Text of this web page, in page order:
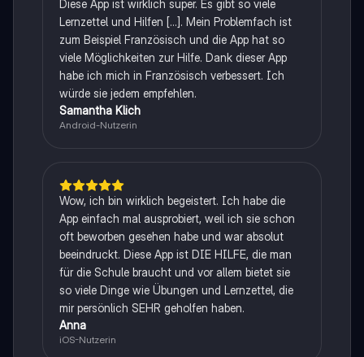
Diese App ist wirklich super. Es gibt so viele
Lernzettel und Hilfen [...]. Mein Problemfach ist
zum Beispiel Französisch und die App hat so
viele Möglichkeiten zur Hilfe. Dank dieser App
habe ich mich in Französisch verbessert. Ich
würde sie jedem empfehlen.
Samantha Klich
Android-Nutzerin
Wow, ich bin wirklich begeistert. Ich habe die
App einfach mal ausprobiert, weil ich sie schon
oft beworben gesehen habe und war absolut
beeindruckt. Diese App ist DIE HILFE, die man
für die Schule braucht und vor allem bietet sie
so viele Dinge wie Übungen und Lernzettel, die
mir persönlich SEHR geholfen haben.
Anna
iOS-Nutzerin